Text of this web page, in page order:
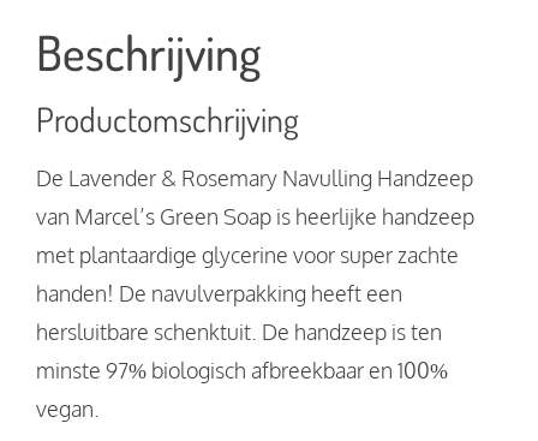
Beschrijving
Productomschrijving
De Lavender & Rosemary Navulling Handzeep
van Marcel’s Green Soap is heerlijke handzeep
met plantaardige glycerine voor super zachte
handen! De navulverpakking heeft een
hersluitbare schenktuit. De handzeep is ten
minste 97% biologisch afbreekbaar en 100%
vegan.